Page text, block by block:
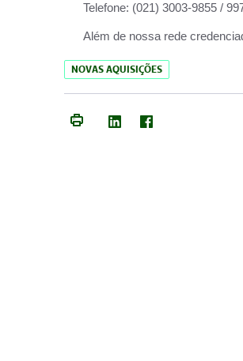
Telefone: (021) 3003-9855 /
Além de nossa rede
NOVAS AQUISIÇÕES